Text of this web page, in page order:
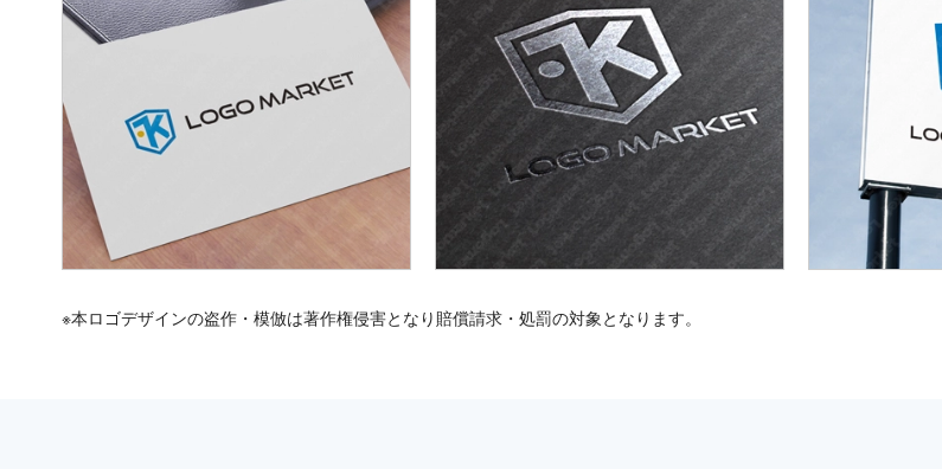
※本ロゴデザインの盗作・模倣は著作権侵害となり賠償請求・処罰の対象となります。